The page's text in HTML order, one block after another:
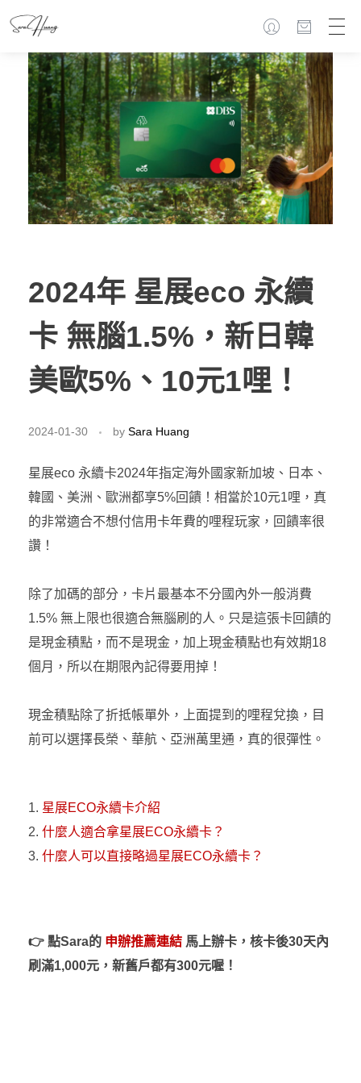
2024年 星展eco 永續
卡 無腦1.5%，新日韓
美歐5%、10元1哩！
2024-01-30 by Sara Huang
星展eco 永續卡2024年指定海外國家新加坡、日本、
韓國、美洲、歐洲都享5%回饋！相當於10元1哩，真
的非常適合不想付信用卡年費的哩程玩家，回饋率很
讚！
除了加碼的部分，卡片最基本不分國內外一般消費
1.5% 無上限也很適合無腦刷的人。只是這張卡回饋的
是現金積點，而不是現金，加上現金積點也有效期18
個月，所以在期限內記得要用掉！
現金積點除了折抵帳單外，上面提到的哩程兌換，目
前可以選擇長榮、華航、亞洲萬里通，真的很彈性。
星展ECO永續卡介紹
什麼人適合拿星展ECO永續卡？
什麼人可以直接略過星展ECO永續卡？
👉 點Sara的 申辦推薦連結 馬上辦卡，核卡後30天內
刷滿1,000元，新舊戶都有300元喔！